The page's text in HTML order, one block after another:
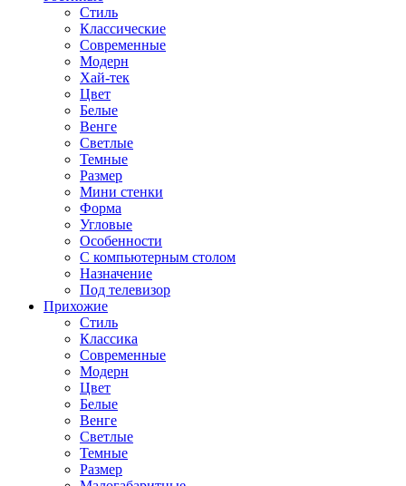
Стиль
Классические
Современные
Модерн
Хай-тек
Цвет
Белые
Венге
Светлые
Темные
Размер
Мини стенки
Форма
Угловые
Особенности
С компьютерным столом
Назначение
Под телевизор
Прихожие
Стиль
Классика
Современные
Модерн
Цвет
Белые
Венге
Светлые
Темные
Размер